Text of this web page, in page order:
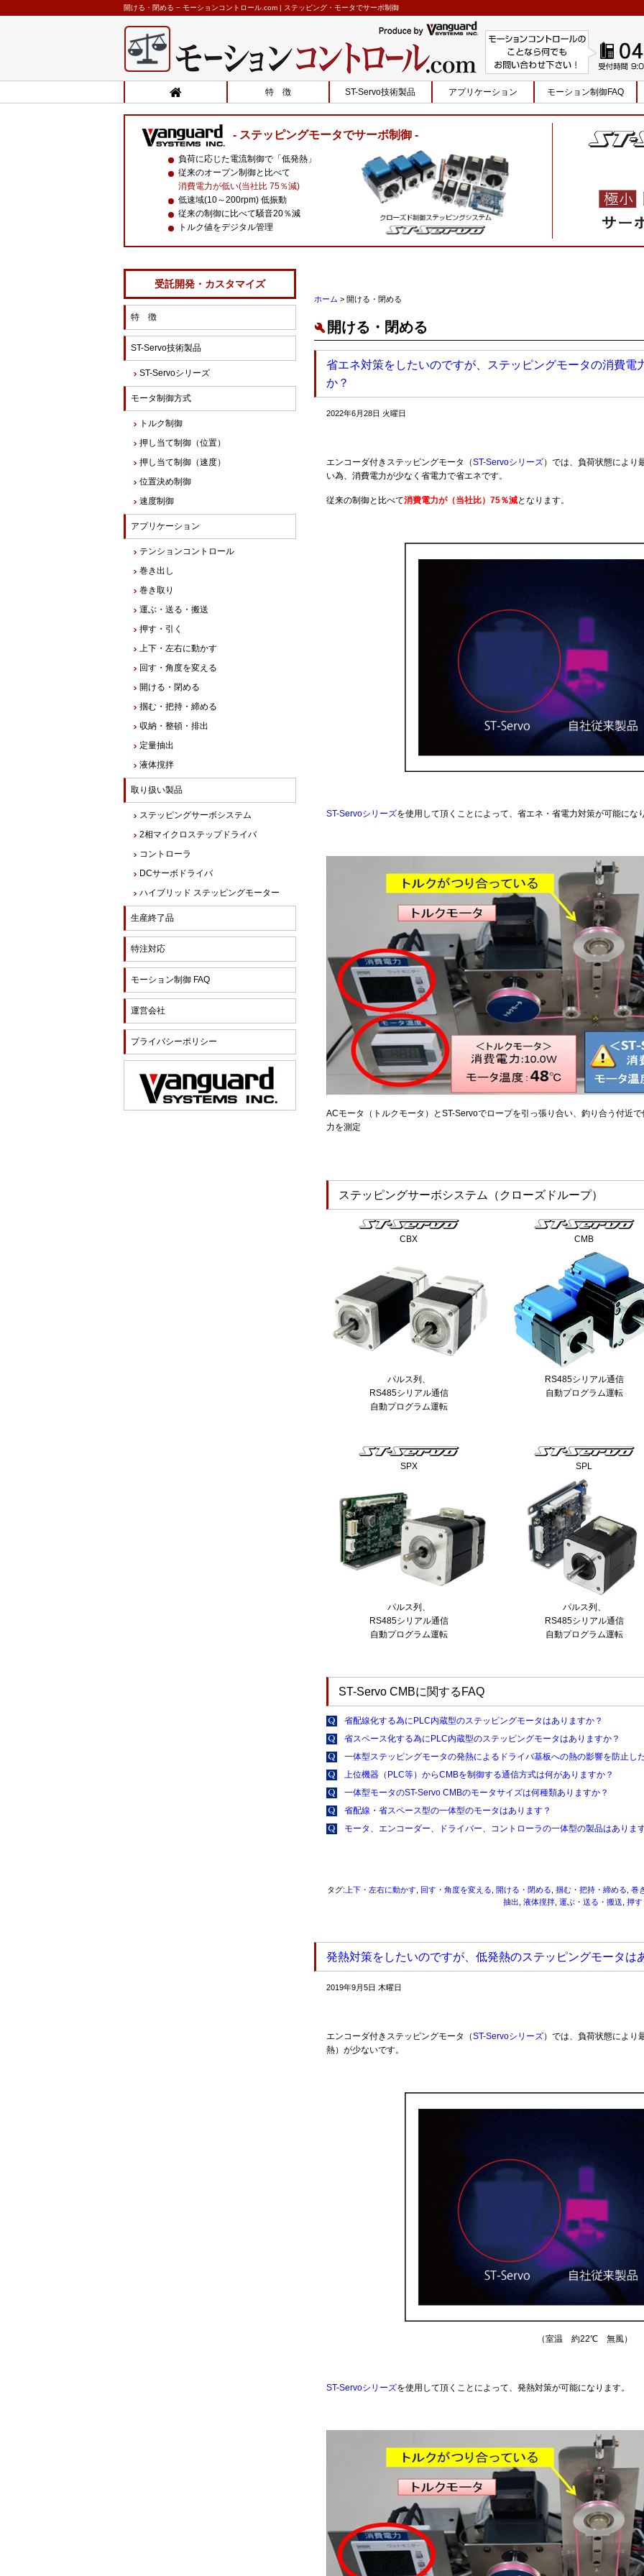
開ける・閉める − モーションコントロール.com | ステッピング・モータでサーボ制御
特 徴 ST-Servo技術製品 アプリケーション モーション制御FAQ
ステッピングモータでサーボ制御
負荷に応じた電流制御で「低発熱」
従来のオープン制御と比べて
消費電力が低い(当社比 75％減)
低速域(10～200rpm) 低振動
従来の制御に比べて騒音20％減
トルク値をデジタル管理
ホーム > 開ける・閉める
開ける・閉める
省エネ対策をしたいのですが、ステッピングモータの消費電
か？
2022年6月28日 火曜日
エンコーダ付きステッピングモータ（ST-Servoシリーズ）では、負荷状態により
い為、消費電力が少なく省電力で省エネです。
従来の制御と比べて消費電力が（当社比）75％減となります。
ST-Servoシリーズを使用して頂くことによって、省エネ・省電力対策が可能にな
ACモータ（トルクモータ）とST-Servoでロープを引っ張り合い、釣り合う付近
力を測定
ステッピングサーボシステム（クローズドループ）
CBX
パルス列、
RS485シリアル通信
自動プログラム運転
CMB
RS485シリアル通信
自動プログラム運転
SPX
パルス列、
RS485シリアル通信
自動プログラム運転
SPL
パルス列、
RS485シリアル通信
自動プログラム運転
ST-Servo CMBに関するFAQ
省配線化する為にPLC内蔵型のステッピングモータはありますか？
省スペース化する為にPLC内蔵型のステッピングモータはありますか？
一体型ステッピングモータの発熱によるドライバ基板への熱の影響を防止し
上位機器（PLC等）からCMBを制御する通信方式は何がありますか？
一体型モータのST-Servo CMBのモータサイズは何種類ありますか？
省配線・省スペース型の一体型のモータはあります？
モータ、エンコーダー、ドライバー、コントローラの一体型の製品はありま
タグ: 上下・左右に動かす 回す・角度を変える 開ける・閉める 掴む・把持・締める 巻
抽出 液体撹拌, 運ぶ・送る・搬送 押す
発熱対策をしたいのですが、低発熱のステッピングモータは
2019年9月5日 木曜日
エンコーダ付きステッピングモータ（ST-Servoシリーズ）では、負荷状態により
熱）が少ないです。
（室温 約22℃ 無風）
ST-Servoシリーズを使用して頂くことによって、発熱対策が可能になります。
受託開発・カスタマイズ
特 徴
ST-Servo技術製品
ST-Servoシリーズ
モータ制御方式
トルク制御
押し当て制御（位置）
押し当て制御（速度）
位置決め制御
速度制御
アプリケーション
テンションコントロール
巻き出し
巻き取り
運ぶ・送る・搬送
押す・引く
上下・左右に動かす
回す・角度を変える
開ける・閉める
掴む・把持・締める
収納・整頓・排出
定量抽出
液体撹拌
取り扱い製品
ステッピングサーボシステム
2相マイクロステップドライバ
コントローラ
DCサーボドライバ
ハイブリッド ステッピングモーター
生産終了品
特注対応
モーション制御 FAQ
運営会社
プライバシーポリシー